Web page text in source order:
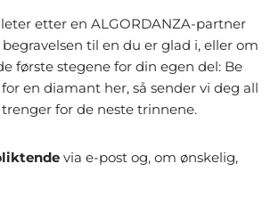
etter en ALGORDANZA-partner
til en du er glad i, eller om
første stegene for din egen del: Be
for en diamant her, så sender vi deg all
for de neste trinnene.
via e-post og, om ønskelig,